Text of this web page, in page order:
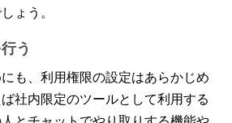
ょう。
う
も、利用権限の設定はあらかじめ
社内限定のツールとして利用する